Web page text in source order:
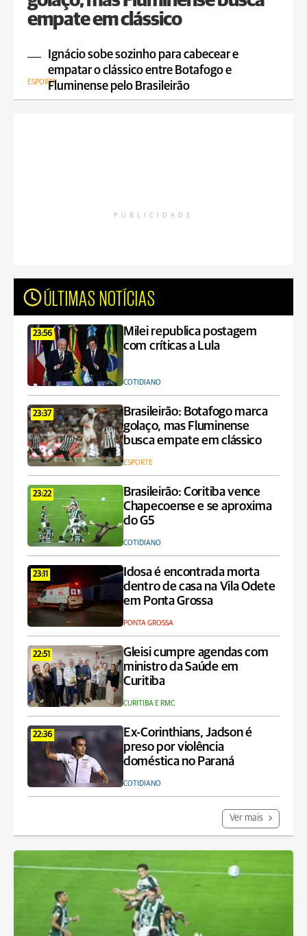
empate em clássico
Ignácio sobe sozinho para cabecear e
empatar o clássico entre Botafogo e
Fluminense pelo Brasileirão
ESPORTE
PUBLICIDADE
ÚLTIMAS NOTÍCIAS
23:56
Milei republica postagem
com críticas a Lula
COTIDIANO
23:37
Brasileirão: Botafogo marca
golaço, mas Fluminense
busca empate em clássico
ESPORTE
23:22
Brasileirão: Coritiba vence
Chapecoense e se aproxima
do G5
COTIDIANO
23:11
Idosa é encontrada morta
dentro de casa na Vila Odete
em Ponta Grossa
PONTA GROSSA
22:51
Gleisi cumpre agendas com
ministro da Saúde em
Curitiba
CURITIBA E RMC
22:36
Ex-Corinthians, Jadson é
preso por violência
doméstica no Paraná
COTIDIANO
Ver mais